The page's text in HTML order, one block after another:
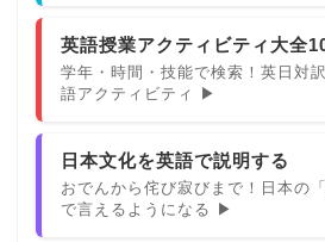
英語授業アクティビティ大全
学年・時間・技能で検索！英日対
語アクティビティ ▶
日本文化を英語で説明する
おでんから侘び寂びまで！日本の
で言えるようになる ▶